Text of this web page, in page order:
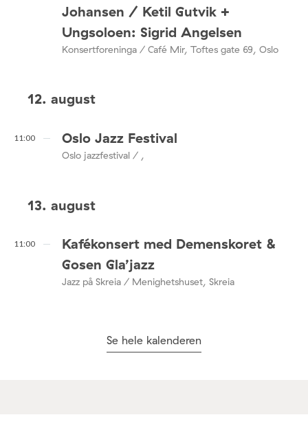
Johansen / Ketil Gutvik +
Ungsoloen: Sigrid Angelsen
Konsertforeninga / Café Mir, Toftes gate 69, Oslo
12. august
11:00 Oslo Jazz Festival
Oslo jazzfestival / ,
13. august
11:00
Kafékonsert med Demenskoret &
Gosen Gla’jazz
Jazz på Skreia / Menighetshuset, Skreia
Se hele kalenderen